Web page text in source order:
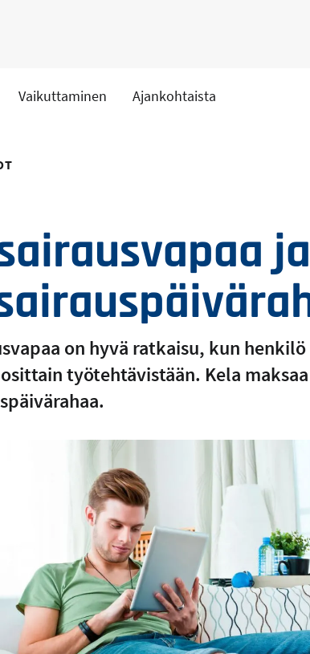
Vaikuttaminen Ajankohtaista
ja
on hyvä ratkaisu, kun
työtehtävistään. Kela